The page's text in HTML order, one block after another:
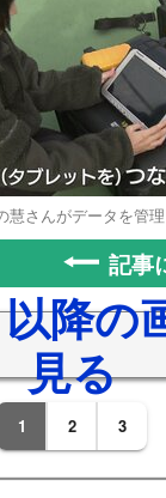
慧さんがデータを管理
記事
降の
見る
1 2 3